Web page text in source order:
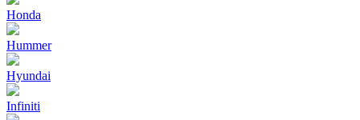
Honda
Hummer
Hyundai
Infiniti